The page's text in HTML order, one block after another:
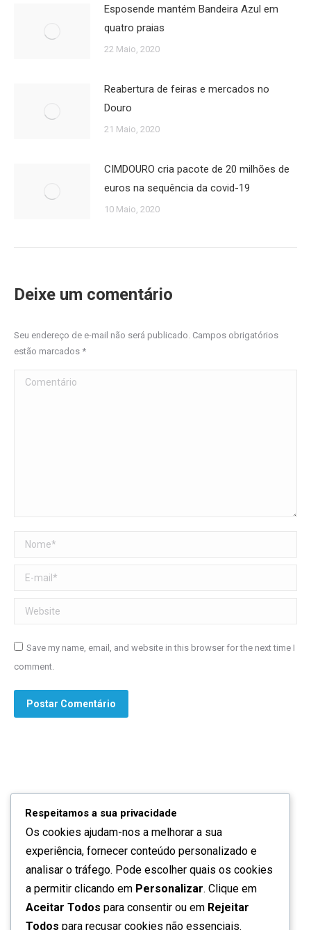
Esposende mantém Bandeira Azul em
quatro praias
22 Maio, 2020
Reabertura de feiras e mercados no
Douro
21 Maio, 2020
CIMDOURO cria pacote de 20 milhões de
euros na sequência da covid-19
10 Maio, 2020
Deixe um comentário
Seu endereço de e-mail não será publicado. Campos obrigatórios
estão marcados *
Comentário
Nome *
E-mail *
Website
Save my name, email, and website in this browser for the next time I
comment.
Postar Comentário
Quem somos
Contactos
Respeitamos a sua privacidade
Os cookies ajudam-nos a melhorar a sua
experiência, fornecer conteúdo personalizado e
analisar o tráfego. Pode escolher quais os cookies
a permitir clicando em Personalizar. Clique em
Aceitar Todos para consentir ou em Rejeitar
Todos para recusar cookies não essenciais.